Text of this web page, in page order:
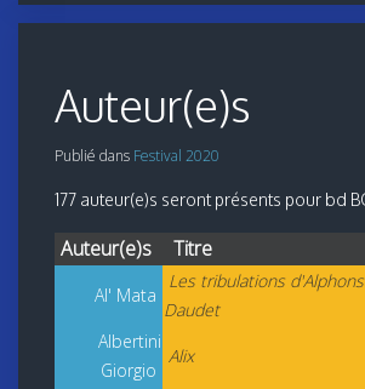
Auteur(e)s
Publié dans Festival 2020
177 auteur(e)s seront présents pour bd
Auteur(e)s Titre
Al' Mata
Les tribulations
Daudet
Albertini
Giorgio
Alix